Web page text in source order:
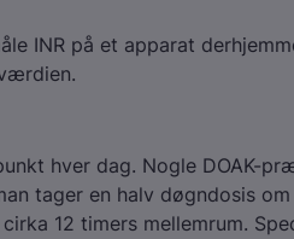
INR på et apparat
hver dag. Nogle DOAK-
tager en halv døgndosis
12 timers mellemrum.